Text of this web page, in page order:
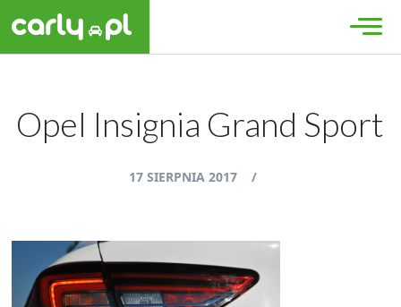
Opel Insignia Grand Sport
17 SIERPNIA 2017 /